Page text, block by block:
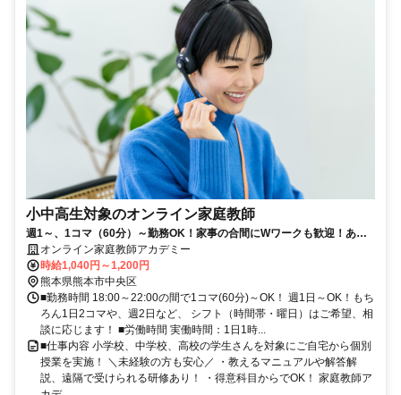
小中高生対象のオンライン家庭教師
週1～、1コマ（60分）～勤務OK！家事の合間にWワークも歓迎！あな
たの指導を待っている生徒さんが全国で待っています！
オンライン家庭教師アカデミー
時給1,040円～1,200円
熊本県熊本市中央区
■勤務時間 18:00～22:00の間で1コマ(60分)～OK！ 週1日～OK！もち
ろん1日2コマや、週2日など、 シフト（時間帯・曜日）はご希望、相
談に応じます！ ■労働時間 実働時間：1日1時...
■仕事内容 小学校、中学校、高校の学生さんを対象にご自宅から個別
授業を実施！ ＼未経験の方も安心／ ・教えるマニュアルや解答解
説、遠隔で受けられる研修あり！ ・得意科目からでOK！ 家庭教師ア